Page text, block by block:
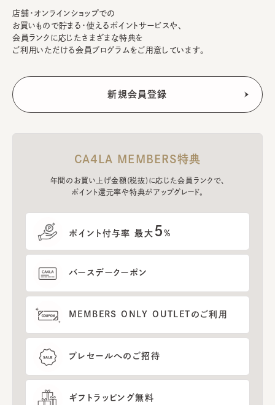
店舗・オンラインショップでの
お買いもので貯まる・使えるポイントサービスや、
会員ランクに応じたさまざまな特典を
ご利用いただける会員プログラムをご用意しています。
CA4LA MEMBERS特典
年間のお買い上げ金額(税抜)に応じた会員ランクで、
ポイント還元率や特典がアップグレード。
ポイント付与率 最大 5%
バースデークーポン
MEMBERS ONLY OUTLETのご利用
プレセールへのご招待
ギフトラッピング無料